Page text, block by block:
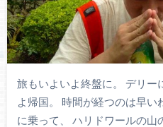
旅もいよいよ終盤に。 デリー
よ帰国。 時間が経つのは早い
に乗って、 ハリドワールの山